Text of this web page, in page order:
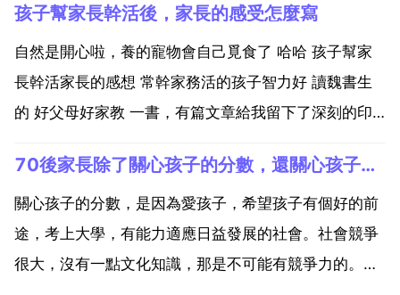
試的情緒呢？一要充分利用考試後的特點促進孩子學習
考試後大多數孩子都有強烈的想知道答案和成績的心
理，我們可以通...
孩子幫家長幹活後，家長的感受怎麼寫
自然是開心啦，養的寵物會自己覓食了 哈哈 孩子幫家
長幹活家長的感想 常幹家務活的孩子智力好 讀魏書生
的 好父母好家教 一書，有篇文章給我留下了深刻的印
點。法國偉大的思想家盧梭說過這樣一句話 乙個小時勞
動所獲得的東西比一天聽講解得到的東西要多。人的大
腦...
70後家長除了關心孩子的分數，還關心孩子什麼
關心孩子的分數，是因為愛孩子，希望孩子有個好的前
途，考上大學，有能力適應日益發展的社會。社會競爭
很大，沒有一點文化知識，那是不可能有競爭力的。家